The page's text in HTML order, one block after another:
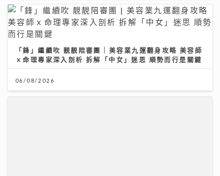
「鋒」繼續吹 靚靚陪審團 | 美容業九運翻身攻略 美容師
ｘ命理專家深入剖析 拆解「中女」迷思 順勢而行是關鍵
06/08/2026